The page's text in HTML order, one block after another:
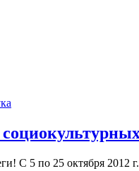
С 5 по 25 октября 2012